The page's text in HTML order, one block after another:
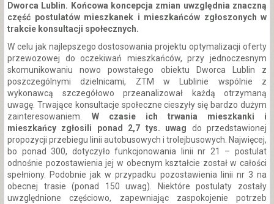
Dworca Lublin. Końcowa koncepcja zmian uwzględnia znaczną
część postulatów mieszkanek i mieszkańców zgłoszonych w
trakcie konsultacji społecznych.
W celu jak najlepszego dostosowania projektu optymalizacji oferty
przewozowej do oczekiwań mieszkańców, przy jednoczesnym
skomunikowaniu nowo powstałego obiektu Dworca Lublin z
poszczególnymi dzielnicami, ZTM w Lublinie wspólnie z
wykonawcą szczegółowo przeanalizował każdą otrzymaną
uwagę. Trwające konsultacje społeczne cieszyły się bardzo dużym
zainteresowaniem. W czasie ich trwania mieszkanki i
mieszkańcy zgłosili ponad 2,7 tys. uwag do przedstawionej
propozycji przebiegu linii autobusowych i trolejbusowych. Najwięcej,
bo ponad 300, dotyczyło funkcjonowania linii nr 21 – postulat
odnośnie pozostawienia jej w obecnym kształcie został w całości
spełniony. Podobnie jak w przypadku pozostawienia linii nr 3 na
obecnej trasie (ponad 150 uwag). Niektóre postulaty zostały
uwzględnione częściowo, zapewniając zaspokojenie potrzeb